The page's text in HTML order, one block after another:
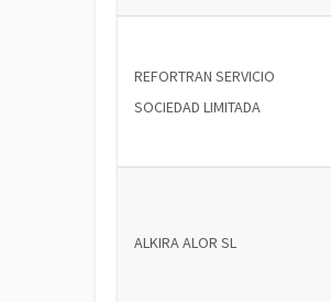
REFORTRAN SERVICIO
SOCIEDAD LIMITADA
ALKIRA ALOR SL